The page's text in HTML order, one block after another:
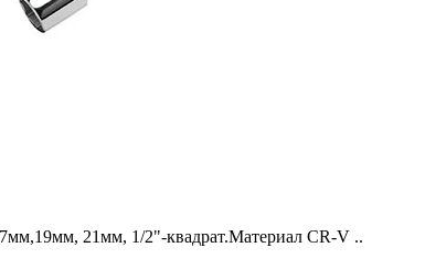
21мм, 1/2"-квадрат.Материал CR-V ..